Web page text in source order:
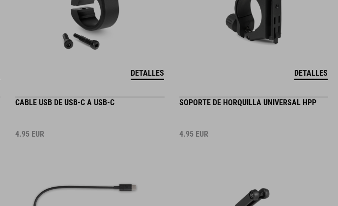
DETALLES DETALLES
CABLE USB DE USB-C A USB-C
4.95 EUR
SOPORTE DE HORQUILLA UNIVERSAL HPP
4.95 EUR